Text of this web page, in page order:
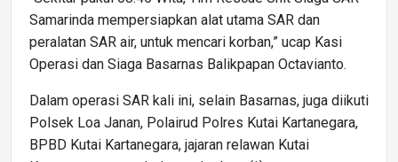
Samarinda mempersiapkan alat utama SAR dan
peralatan SAR air, untuk mencari korban,” ucap Kasi
Operasi dan Siaga Basarnas Balikpapan Octavianto.
Dalam operasi SAR kali ini, selain Basarnas, juga diikuti
Polsek Loa Janan, Polairud Polres Kutai Kartanegara,
BPBD Kutai Kartanegara, jajaran relawan Kutai